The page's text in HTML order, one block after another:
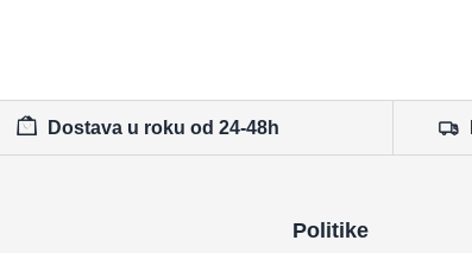
Dostava u roku od 24-48h
Politike